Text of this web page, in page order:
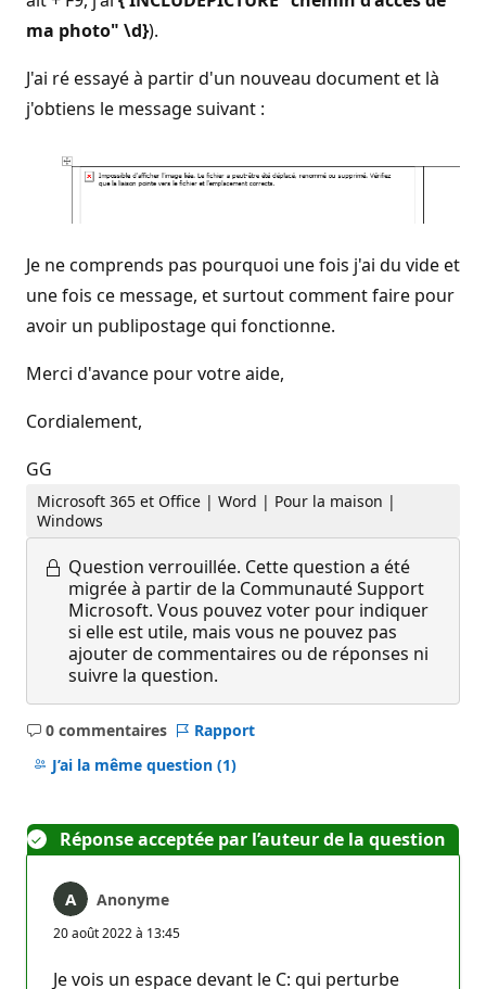
ma photo" \d}).
J'ai ré essayé à partir d'un nouveau document et là
j'obtiens le message suivant :
Je ne comprends pas pourquoi une fois j'ai du vide et
une fois ce message, et surtout comment faire pour
avoir un publipostage qui fonctionne.
Merci d'avance pour votre aide,
Cordialement,
GG
Microsoft 365 et Office | Word | Pour la maison |
Windows
Question verrouillée. Cette question a été
migrée à partir de la Communauté Support
Microsoft. Vous pouvez voter pour indiquer
si elle est utile, mais vous ne pouvez pas
ajouter de commentaires ou de réponses ni
suivre la question.
0 commentaires
Aucun
commentaire
Rapport
J’ai la même question (1)
Réponse acceptée par l’auteur de la question
Anonyme
20 août 2022 à 13:45
Je vois un espace devant le C: qui perturbe